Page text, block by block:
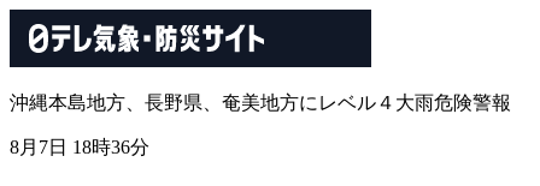
沖縄本島地方、長野県、奄美地方にレベル４大雨危険警報
8月7日 18時36分